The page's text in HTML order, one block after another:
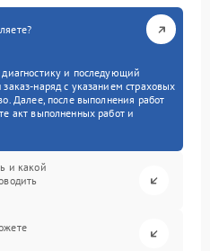
и последующий
наряд с указанием страховых
Далее, после выполнения работ
акт выполненных работ и
и какой